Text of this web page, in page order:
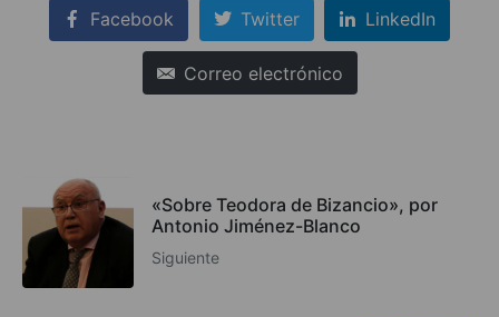
Facebook Twitter LinkedIn
Correo electrónico
«Sobre Teodora de Bizancio», por
Antonio Jiménez-Blanco
Siguiente